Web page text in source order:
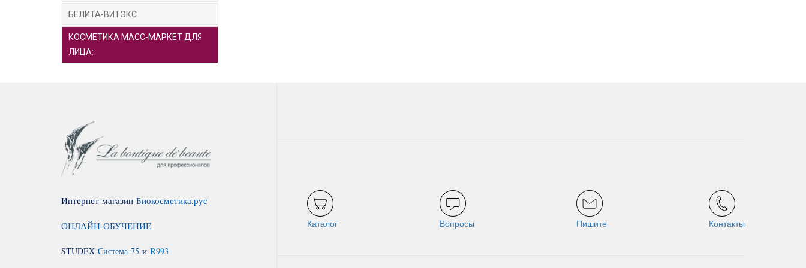
БЕЛИТА-ВИТЭКС
КОСМЕТИКА МАСС-МАРКЕТ ДЛЯ
ЛИЦА:
Интернет-магазин Биокосметика.рус
ОНЛАЙН-ОБУЧЕНИЕ
STUDEX Система-75 и R993
Каталог Вопросы Пишите Контакты